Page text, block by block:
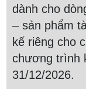
dành cho
– sản phẩm
kế riêng cho
chương trình
31/12/2026.